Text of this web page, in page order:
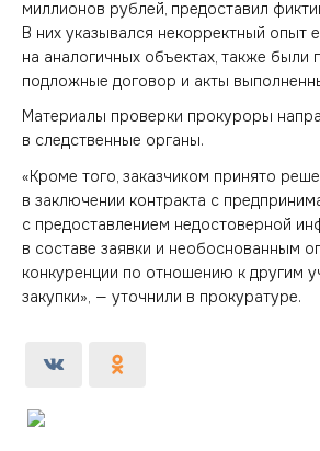
миллионов рублей, предоставил
В них указывался некорректный опыт
на аналогичных объектах, также были
подложные договор и акты
Материалы проверки прокуроры
в следственные органы.
«Кроме того, заказчиком принято
в заключении контракта с
с предоставлением недостоверной
в составе заявки и необоснованным
конкуренции по отношению к другим
закупки», — уточнили в прокуратуре.